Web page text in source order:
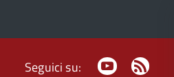
Seguici su: Youtube